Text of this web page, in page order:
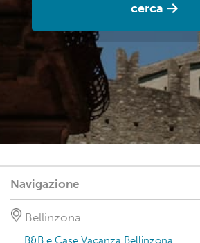
cerca
Navigazione
Bellinzona
B&B e Case Vacanza Bellinzona